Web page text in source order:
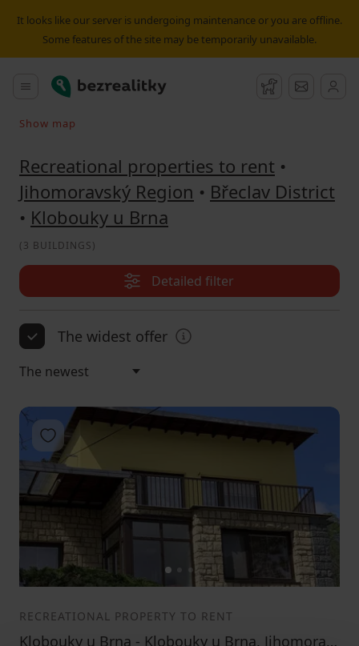
It looks like our server is undergoing maintenance or you are offline.
Some features of the site may be temporarily unavailable.
Main menu
Bezrealitky Watchdog
Search on the map
Show map
Recreational properties to rent •
Jihomoravský Region • Břeclav District
• Klobouky u Brna
(3 BUILDINGS)
Detailed filter
The widest offer
1 3
Add to favorites
RECREATIONAL PROPERTY TO RENT
Klobouky u Brna - Klobouky u Brna, Jihomoravský Region